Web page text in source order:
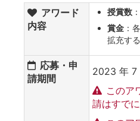
アワード
内容
授賞数
賞金 ：
拡充す
応募・申
請期間
2023 年 7
このア
請はすで